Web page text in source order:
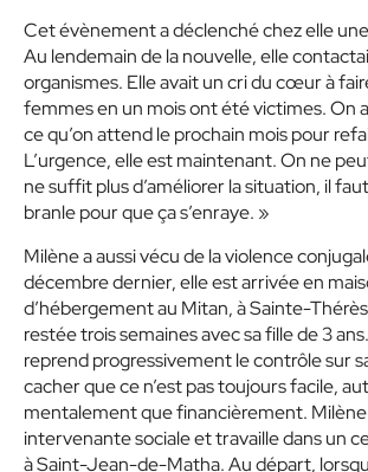
Cet évènement a déclenché chez elle
Au lendemain de la nouvelle, elle
organismes. Elle avait un cri du cœur à
femmes en un mois ont été victimes. On
ce qu’on attend le prochain mois pour
L’urgence, elle est maintenant. On ne
ne suffit plus d’améliorer la situation, il
branle pour que ça s’enraye. »
Milène a aussi vécu de la violence
décembredernier, elle est arrivée en
d’hébergement au Mitan, à Sainte-
restée trois semaines avec sa fille de 3
reprend progressivement le contrôle sur
cacher que ce n’est pas toujours facile,
mentalement que financièrement.
intervenante sociale et travaille dans un
à Saint-Jean-de-Matha. Au départ,